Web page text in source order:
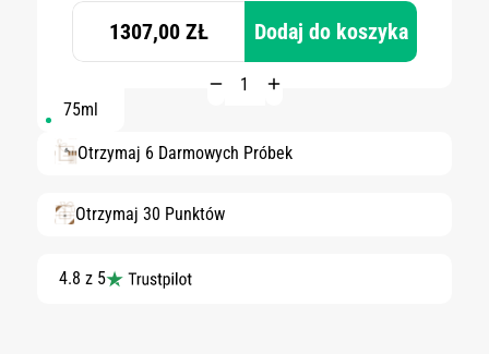
1307,00 ZŁ Dodaj do koszyka
75ml
Otrzymaj 6 Darmowych Próbek
Otrzymaj 30 Punktów
4.8 z 5